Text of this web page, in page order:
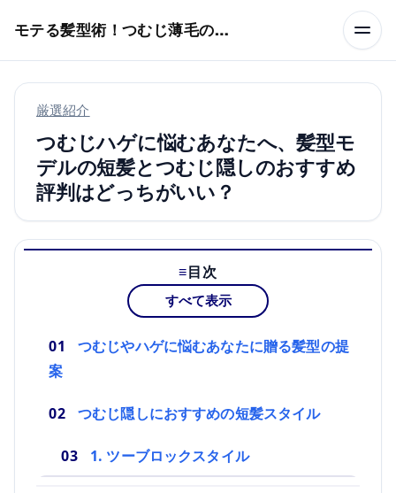
モテる髪型術！つむじ薄毛の隠し方
厳選紹介
つむじハゲに悩むあなたへ、髪型モ
デルの短髪とつむじ隠しのおすすめ
評判はどっちがいい？
目次
すべて表示
つむじやハゲに悩むあなたに贈る髪型の提
案
つむじ隠しにおすすめの短髪スタイル
1. ツーブロックスタイル